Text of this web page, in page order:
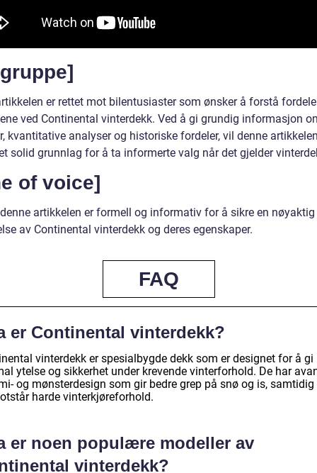
er rettet mot bilentusiaster som ønsker å forstå
ved Continental vinterdekk. Ved å gi grundig informasjon
kvantitative analyser og historiske fordeler, vil denne
solid grunnlag for å ta informerte valg når det gjelder
of voice]
artikkelen er formell og informativ for å sikre en nøyaktig
av Continental vinterdekk og deres egenskaper.
FAQ
er Continental vinterdekk?
vinterdekk er spesialbygde dekk som er designet for å gi
ytelse og sikkerhet under krevende vinterforhold. De har
og mønsterdesign som gir bedre grep på snø og is,
harde vinterkjøreforhold.
er noen populære modeller av
vinterdekk?